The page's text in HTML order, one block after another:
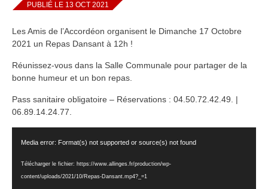
PUBLIÉ LE 13 OCT 2021
Les Amis de l’Accordéon organisent le Dimanche 17 Octobre
2021 un Repas Dansant à 12h !
Réunissez-vous dans la Salle Communale pour partager de la
bonne humeur et un bon repas.
Pass sanitaire obligatoire – Réservations : 04.50.72.42.49.
|
06.89.14.24.77.
vidéo
Media error: Format(s) not supported or source(s) not found
Télécharger le fichier: https://www.allinges.fr/production/wp-
content/uploads/2021/10/Repas-Dansant.mp4?_=1